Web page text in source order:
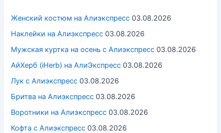
Женский костюм на Алиэкспресс 03.08.2026
Наклейки на Алиэкспресс 03.08.2026
Мужская куртка на осень с Алиэкспресс 03.08.2026
АйХерб (iHerb) на АлиЭкспресс 03.08.2026
Лук с Алиэкспресс 03.08.2026
Бритва на Алиэкспресс 03.08.2026
Воротники на Алиэкспресс 03.08.2026
Кофта с Алиэкспресс 03.08.2026